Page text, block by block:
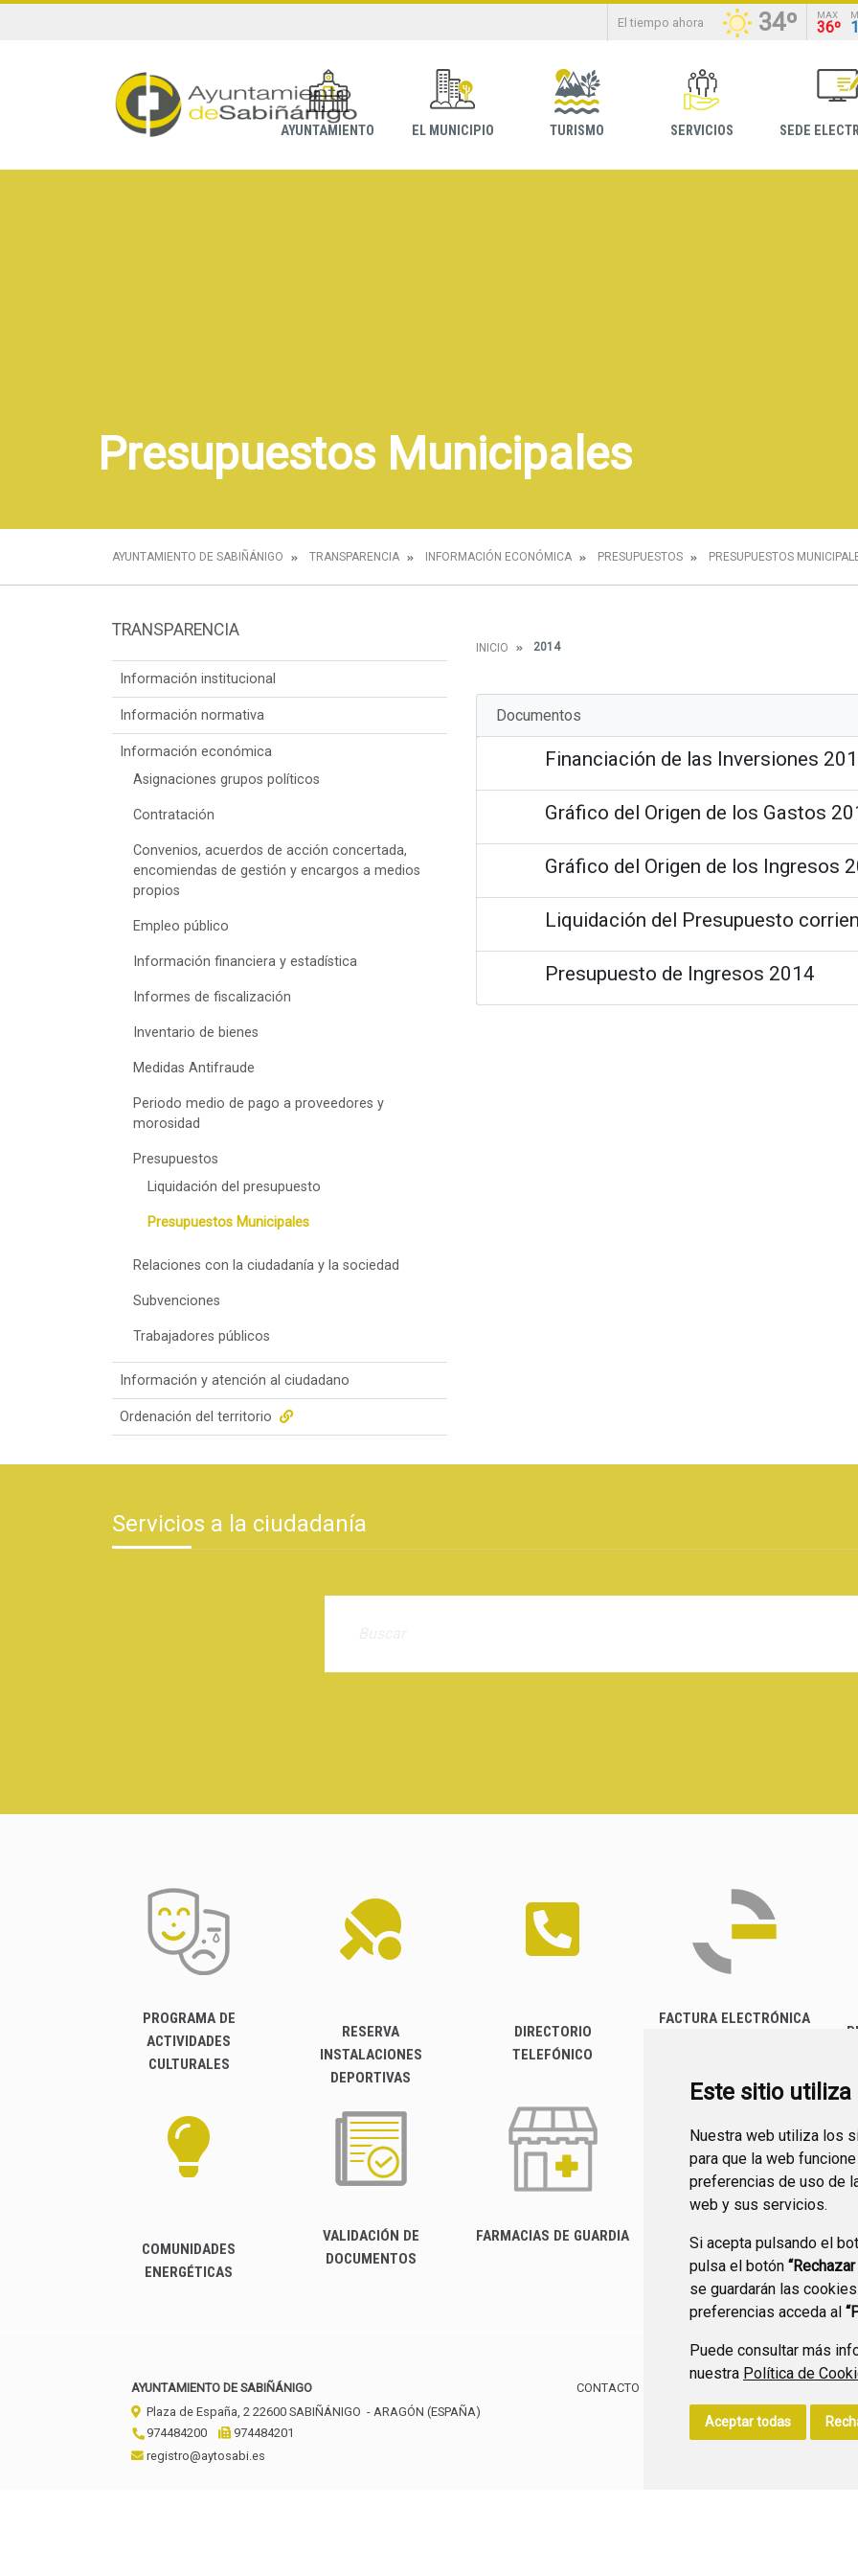
Este sitio
Nuestra web utiliza los
para que la web
preferencias de uso de
web y sus servicios.
Si acepta pulsando el
pulsa el botón
se guardarán las
preferencias acceda al
Puede consultar más
nuestra Política de
Aceptar todas
El tiempo ahora 34º MAX
36º
AYUNTAMIENTO EL MUNICIPIO TURISMO SERVICIOS SEDE
Presupuestos Municipales
AYUNTAMIENTO DE SABIÑÁNIGO TRANSPARENCIA INFORMACIÓN ECONÓMICA PRESUPUESTOS PRESUPUESTOS
TRANSPARENCIA
Información institucional
Información normativa
Información económica
Asignaciones grupos políticos
Contratación
Convenios, acuerdos de acción concertada,
encomiendas de gestión y encargos a medios
propios
Empleo público
Información financiera y estadística
Informes de fiscalización
Inventario de bienes
Medidas Antifraude
Periodo medio de pago a proveedores y
morosidad
Presupuestos
Liquidación del presupuesto
Presupuestos Municipales
Relaciones con la ciudadanía y la sociedad
Subvenciones
Trabajadores públicos
Información y atención al ciudadano
Ordenación del territorio
INICIO 2014
Documentos
Financiación de las Inversiones
Gráfico del Origen de los Gastos
Gráfico del Origen de los Ingresos
Liquidación del Presupuesto
Presupuesto de Ingresos 2014
Servicios a la ciudadanía
PROGRAMA DE
ACTIVIDADES
CULTURALES
RESERVA
INSTALACIONES
DEPORTIVAS
DIRECTORIO
TELEFÓNICO
FACTURA ELECTRÓNICA
COMUNIDADES
ENERGÉTICAS
VALIDACIÓN DE
DOCUMENTOS
FARMACIAS DE GUARDIA
CANAL YOUTUBE
AYUNTAMIENTO DE SABIÑÁNIGO
Plaza de España, 2 22600 SABIÑÁNIGO - ARAGÓN (ESPAÑA)
974484200
974484201
registro@aytosabi.es
CONTACTO